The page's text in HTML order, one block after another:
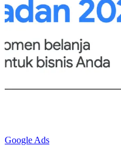
Google Ads